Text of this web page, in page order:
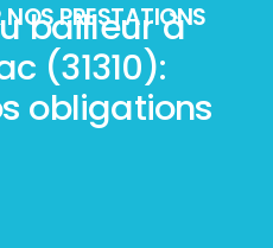
PRESTATIONS
bailleur à
(31310):
obligations